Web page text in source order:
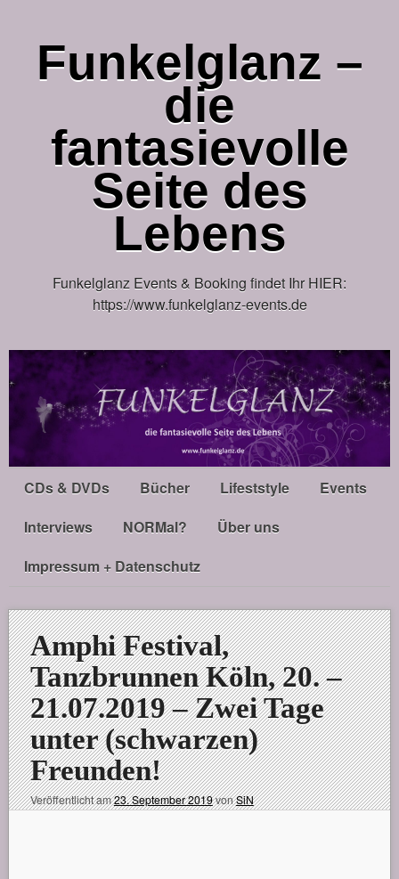
Funkelglanz –
die
fantasievolle
Seite des
Lebens
Funkelglanz Events & Booking findet Ihr HIER:
https://www.funkelglanz-events.de
CDs & DVDs Bücher Lifeststyle
Events
Interviews
NORMal?
Über uns
Impressum + Datenschutz
Amphi Festival,
Tanzbrunnen Köln, 20. –
21.07.2019 – Zwei Tage
unter (schwarzen)
Freunden!
Veröffentlicht am23. September 2019vonSiN